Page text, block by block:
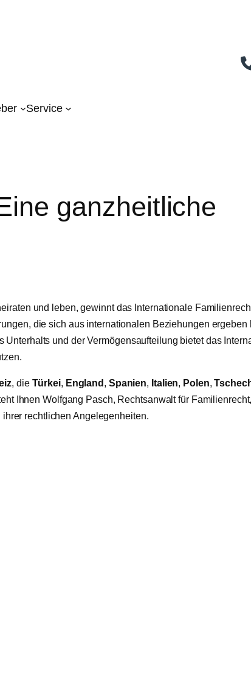
Service
ganzheitliche
und leben, gewinnt das Internationale
die sich aus internationalen Beziehungen ergeben
und der Vermögensaufteilung bietet das
, die Türkei, England, Spanien, Italien, Polen,
Ihnen Wolfgang Pasch, Rechtsanwalt für
rechtlichen Angelegenheiten.